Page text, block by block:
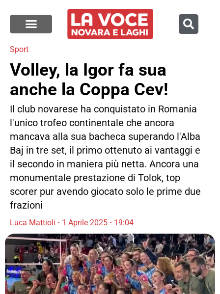
Sport
Volley, la Igor fa sua
anche la Coppa Cev!
Il club novarese ha conquistato in Romania
l'unico trofeo continentale che ancora
mancava alla sua bacheca superando l'Alba
Baj in tre set, il primo ottenuto ai vantaggi e
il secondo in maniera più netta. Ancora una
monumentale prestazione di Tolok, top
scorer pur avendo giocato solo le prime due
frazioni
Luca Mattioli 1 Aprile 2025 19:04